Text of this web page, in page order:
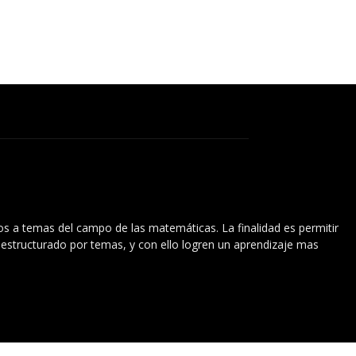
a temas del campo de las matemáticas. La finalidad es permitir
por temas, y con ello logren un aprendizaje mas